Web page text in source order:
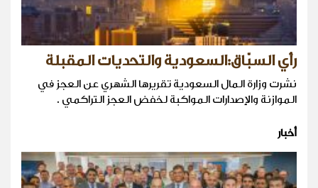
رأي السبّاق:السعودية والتحديات المقبلة
نشرت وزارة المال السعودية تقريرها الشهري عن العجز في
الموازنة والإصدارات المواكبة لخفض العجز التراكمي .
أخبار